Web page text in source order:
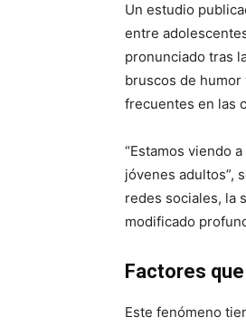
Un estudio
entre
pronunciado tras
bruscos de humor
frecuentes en las
“Estamos viendo
jóvenes adultos”,
redes sociales, la
modificado
Factores
Este fenómeno